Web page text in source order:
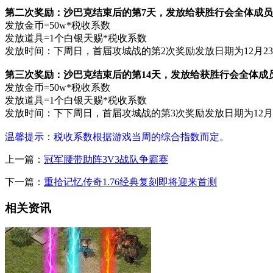
第二次奖励：沙巴克结束后的第7天，发放给获胜行会全体成
发放金币=50w*税收系数
发放道具=1个白银天赐*税收系数
发放时间：下周日，首届攻城战的第2次奖励发放日期为12月
第三次奖励：沙巴克结束后的第14天，发放给获胜行会全体成
发放金币=50w*税收系数
发放道具=1个白银天赐*税收系数
发放时间：下下周日，首届攻城战的第3次奖励发放日期为12
温馨提示：税收系数根据游戏当周的综合指数而定。
上一篇： 冠军腰带助阵3V3战队争霸赛
下一篇： 重拾记忆传奇1.76经典复刻即将迎来首测
相关资讯